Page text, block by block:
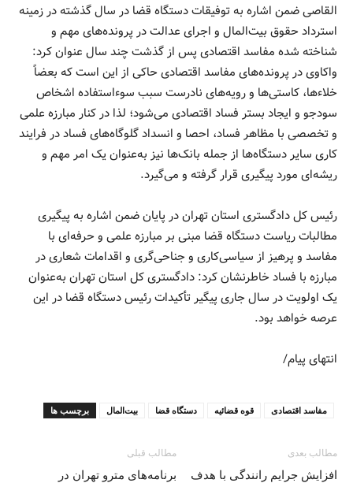
القاصی ضمن اشاره به توفیقات دستگاه قضا در سال گذشته در زمینه
استرداد حقوق بیت‌المال و اجرای عدالت در پرونده‌های مهم و
شناخته شده مفاسد اقتصادی پس از گذشت چند سال عنوان کرد:
واکاوی در پرونده‌های مفاسد اقتصادی حاکی از این است که بعضاً
خلاءها، کاستی‌ها و رویه‌های نادرست سبب سوءاستفاده اشخاص
سودجو و ایجاد بستر فساد اقتصادی می‌شود؛ لذا در کنار مبارزه علمی
و تخصصی با مظاهر فساد، احصا و انسداد گلوگاه‌های فساد در فرایند
کاری سایر دستگاه‌ها از جمله بانک‌ها نیز به‌عنوان یک امر مهم و
ریشه‌ای مورد پیگیری قرار گرفته و می‌گیرد.
رئیس کل دادگستری استان تهران در پایان ضمن اشاره به پیگیری
مطالبات ریاست دستگاه قضا مبنی بر مبارزه علمی و حرفه‌ای با
مفاسد و پرهیز از سیاسی‌کاری و جناحی‌گری و اقدامات شعاری در
مبارزه با فساد خاطرنشان کرد: دادگستری کل استان تهران به‌عنوان
یک اولویت در سال جاری پیگیر تأکیدات رئیس دستگاه قضا در این
عرصه خواهد بود.
انتهای پیام/
برچسب ها بیت‌المال دستگاه قضا قوه قضائيه مفاسد اقتصادی
مطالب قبلی
برنامه‌های مترو تهران در
مطالب بعدی
افزایش جرایم رانندگی با هدف